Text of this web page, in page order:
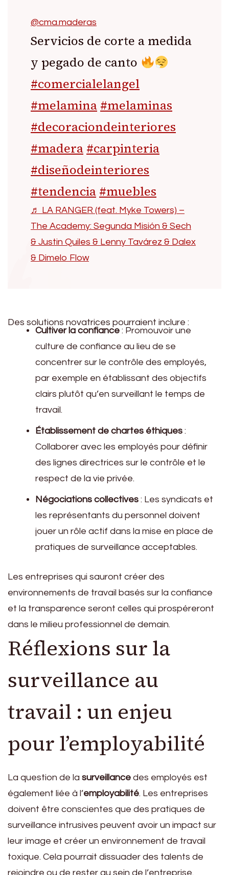
@cma.maderas
Servicios de corte a medida
y pegado de canto
#comercialelangel
#melamina #melaminas
#decoraciondeinteriores
#madera #carpinteria
#diseñodeinteriores
#tendencia #muebles
♬ LA RANGER (feat. Myke Towers) –
The Academy: Segunda Misión & Sech
& Justin Quiles & Lenny Tavárez & Dalex
& Dimelo Flow
Des solutions novatrices pourraient inclure :
Cultiver la confiance : Promouvoir une
culture de confiance au lieu de se
concentrer sur le contrôle des employés,
par exemple en établissant des objectifs
clairs plutôt qu’en surveillant le temps de
travail.
Établissement de chartes éthiques :
Collaborer avec les employés pour définir
des lignes directrices sur le contrôle et le
respect de la vie privée.
Négociations collectives : Les syndicats et
les représentants du personnel doivent
jouer un rôle actif dans la mise en place de
pratiques de surveillance acceptables.
Les entreprises qui sauront créer des
environnements de travail basés sur la confiance
et la transparence seront celles qui prospéreront
dans le milieu professionnel de demain.
Réflexions sur la
surveillance au
travail : un enjeu
pour l’employabilité
La question de la surveillance des employés est
également liée à l’employabilité. Les entreprises
doivent être conscientes que des pratiques de
surveillance intrusives peuvent avoir un impact sur
leur image et créer un environnement de travail
toxique. Cela pourrait dissuader des talents de
rejoindre ou de rester au sein de l’entreprise.